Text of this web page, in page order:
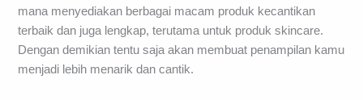
mana menyediakan berbagai macam produk kecantikan
terbaik dan juga lengkap, terutama untuk produk skincare.
Dengan demikian tentu saja akan membuat penampilan kamu
menjadi lebih menarik dan cantik.